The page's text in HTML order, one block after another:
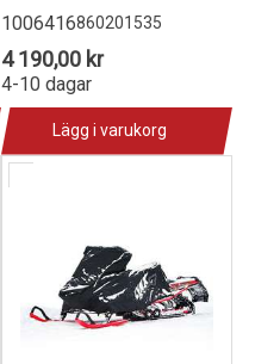
1006416860201535
4 190,00 kr
4-10 dagar
Lägg i varukorg